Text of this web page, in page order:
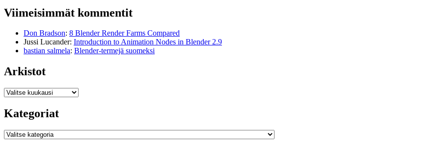
Viimeisimmät kommentit
Don Bradson: 8 Blender Render Farms Compared
Jussi Lucander: Introduction to Animation Nodes in Blender 2.9
bastian salmela: Blender-termejä suomeksi
Arkistot
Arkistot
Kategoriat
Kategoriat